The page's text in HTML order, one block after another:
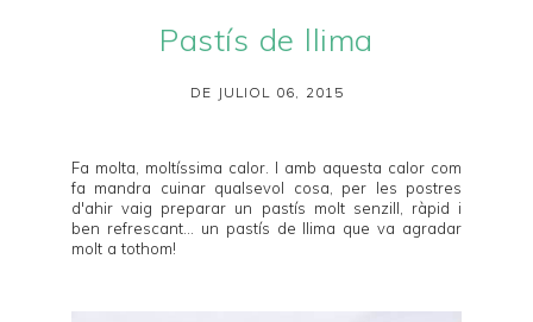
Pastís de llima
DE JULIOL 06, 2015
Fa molta, moltíssima calor. I amb aquesta calor com
fa mandra cuinar qualsevol cosa, per les postres
d'ahir vaig preparar un pastís molt senzill, ràpid i
ben refrescant... un pastís de llima que va agradar
molt a tothom!